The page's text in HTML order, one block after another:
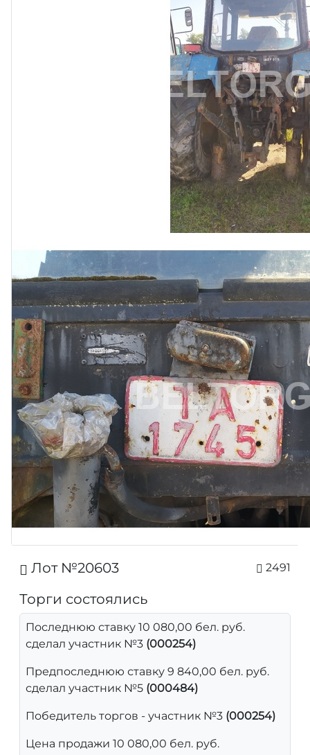
Лот №20603 2491
Торги состоялись
Последнюю ставку 10 080,00 бел. руб.
сделал участник №3 (000254)
Предпоследнюю ставку 9 840,00 бел. руб.
сделал участник №5 (000484)
Победитель торгов - участник №3 (000254)
Цена продажи 10 080,00 бел. руб.